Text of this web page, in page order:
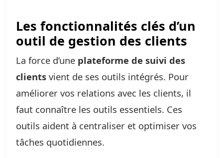
Les fonctionnalités clés d’un
outil de gestion des clients
La force d’une plateforme de suivi des
clients vient de ses outils intégrés. Pour
améliorer vos relations avec les clients, il
faut connaître les outils essentiels. Ces
outils aident à centraliser et optimiser vos
tâches quotidiennes.